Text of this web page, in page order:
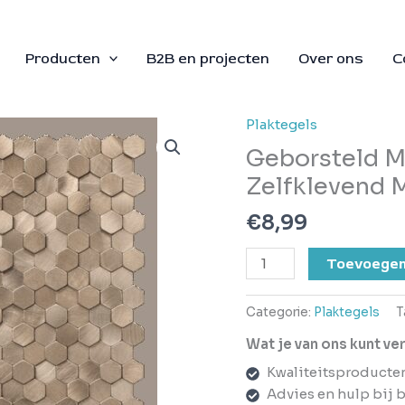
Producten B2B en projecten Over ons
Plaktegels
Geborsteld
Zelfklevend
€8,99
Geborsteld
MINI
Hexagon
Bronce
-
Zelfklevend
Mozaiek
308x298x4mm
aantal
Categorie: Plaktegels
Wat je van ons kunt
Advies en hulp bij